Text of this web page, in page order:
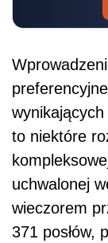
to niektóre
uchwalonej
wieczorem
371 posłów,